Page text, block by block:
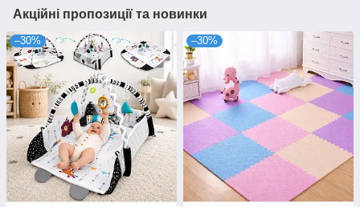
Акційні пропозиції та новинки
–30% –30%